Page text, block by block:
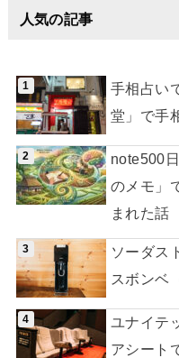
人気の記事
手相占い
堂」で手
note500
のメモ」
まれた話
ソーダス
スボンベ
ユナイテ
アシート